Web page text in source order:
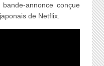
annonce conçue
de Netflix.